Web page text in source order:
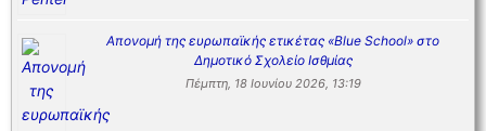
Απονομή της ευρωπαϊκής ετικέτας «Blue School» στο
Δημοτικό Σχολείο Ισθμίας
Πέμπτη, 18 Ιουνίου 2026, 13:19